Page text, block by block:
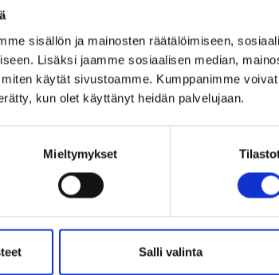
sisällön ja mainosten räätälöimiseen,
Lisäksi jaamme sosiaalisen median,
käytät sivustoamme. Kumppanimme
kun olet käyttänyt heidän palvelujaan.
Mieltymykset
Salli valinta